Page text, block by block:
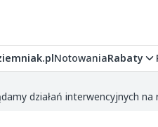
NotowaniaRabaty
działań interwencyjnych na